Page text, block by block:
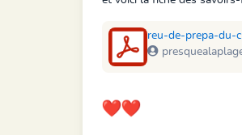
reu-de-prepa-du-